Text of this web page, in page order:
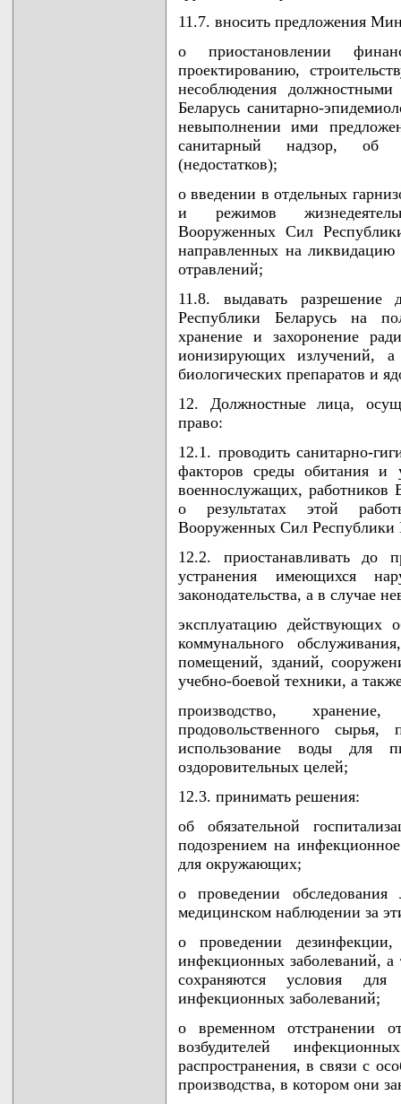
11.7. вносить предложения
о приостановлении
проектированию,
несоблюдения
Беларусь санитарно-
невыполнении ими
санитарный надзор, об
(недостатков);
о введении в отдельных
и режимов
Вооруженных Сил
направленных на
отравлений;
11.8. выдавать
Республики Беларусь на
хранение и захоронение
ионизирующих излучений,
биологических препаратов и
12. Должностные лица,
право:
12.1. проводить санитарно-
факторов среды обитания и
военнослужащих,
о результатах этой
Вооруженных Сил Республики
12.2. приостанавливать до
устранения имеющихся
законодательства, а в случае
эксплуатацию действующих
коммунального
помещений, зданий,
учебно-боевой техники, а
производство,
продовольственного
использование воды для
оздоровительных целей;
12.3. принимать решения:
об обязательной
подозрением на
для окружающих;
о проведении
медицинском наблюдении за
о проведении
инфекционных заболеваний,
сохраняются условия для
инфекционных заболеваний;
о временном отстранении
возбудителей
распространения, в связи с
производства, в котором они